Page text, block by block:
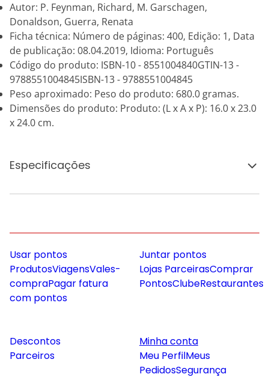
Autor: P. Feynman, Richard, M. Garschagen,
Donaldson, Guerra, Renata
Ficha técnica: Número de páginas: 400, Edição: 1, Data
de publicação: 08.04.2019, Idioma: Português
Código do produto: ISBN-10 - 8551004840GTIN-13 -
9788551004845ISBN-13 - 9788551004845
Peso aproximado: Peso do produto: 680.0 gramas.
Dimensões do produto: Produto: (L x A x P): 16.0 x 23.0
x 24.0 cm.
Especificações
Usar pontos
ProdutosViagensVales-
compraPagar fatura
com pontos
Juntar pontos
Lojas ParceirasComprar
PontosClubeRestaurantes
Descontos
Parceiros
Minha conta
Meu PerfilMeus
PedidosSegurança